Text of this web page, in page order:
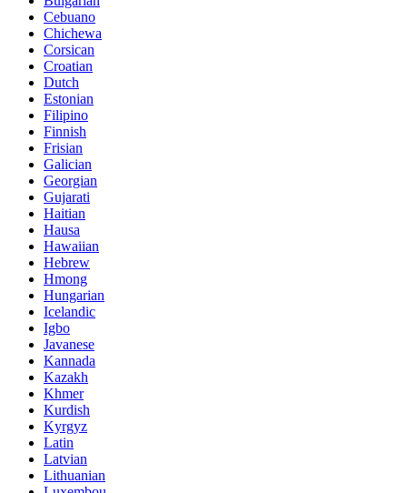
Cebuano
Chichewa
Corsican
Croatian
Dutch
Estonian
Filipino
Finnish
Frisian
Galician
Georgian
Gujarati
Haitian
Hausa
Hawaiian
Hebrew
Hmong
Hungarian
Icelandic
Igbo
Javanese
Kannada
Kazakh
Khmer
Kurdish
Kyrgyz
Latin
Latvian
Lithuanian